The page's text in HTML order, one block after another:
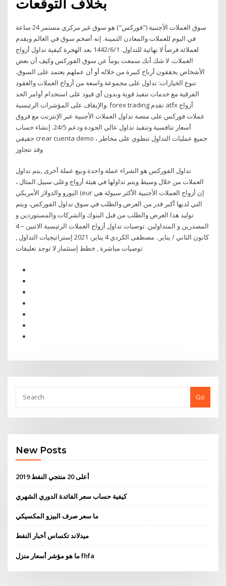
سوق العملات الأجنبية ("فوركس") هو سوق غير مركزي مستمر 24 ساعة
في اليوم للعملات والمعادن الثمينة. إنه أضخم سوق في العالم ويقدم
لعملائه فرصاً لا نهائية للتداول. 1‏‏/6‏‏/1442 بعد الهجرة كيفية تداول أزواج
العملات. لا شك أنك سمعت يوماً عن سوق الفوركس وكيف أن بعض
الأشخاص يحققون أرباح كبيرة من خلاله أو أن عملهم يعتمد على السوق.
تنوع الخيارات: تداول على مجموعة واسعة من أزواج العملات والعقود
الفرقية مع خدمات تنفيذ قوية وبدون أي قيود على استخدام أوامر الحد
والإيقاف على المؤشرات الرئيسية. forex trading تقدم atfx أزواج
عملات فوركس على منصة تداول العملات الأجنبية عبر الإنترنت مع فروق
أسعار تنافسية وتنفيذ تداول عالي الجودة ودعم 24/5. إنشاء حساب
حقيقي crear cuenta demo جميع عمليات التداول تنطوي على مخاطر ،
وقد تتجاوز
تداول الفوركس هو الشراء عملة واحدة وبيع عملة أخرى ,يتم تداول
العملات من خلال وسيط ويتم تداولها في هيئة أزواج وعلى سبيل المثال ،
اليورو والدولار الأمريكي (eur إن أزواج العملات الأجنبية الأكثر سيولة هي
التي لديها أكبر قدر من العرض والطلب في سوق تداول الفوركس، ويتم
توليد هذا العرض والطلب من قبل البنوك والشركات والمستوردين و
المصدرين و المتداولين. توصيات تداول أزواج العملات الرئيسية الاثنين – 4
كانون الثاني / يناير.. مصطفى الكردي 4 يناير، 2021 إستراتيجيات التداول ,
توصيات مباشرة , خطط إستثمار لا توجد تعليقات
Go
New Posts
أعلى 20 منتجي النفط 2019
كيفية حساب سعر الفائدة الدوري الشهري
ما سعر صرف البيزو المكسيكي
ميدلاند تكساس أخبار النفط
ما هو مؤشر أسعار منزل fhfa